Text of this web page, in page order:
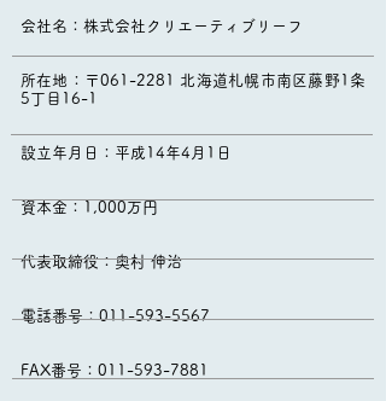
会社名：株式会社クリエーティブリーフ
所在地：〒061-2281 北海道札幌市南区藤野1条
5丁目16-1
設立年月日：平成14年4月1日
資本金：1,000万円
代表取締役：奥村 伸治
電話番号：011-593-5567
FAX番号：011-593-7881